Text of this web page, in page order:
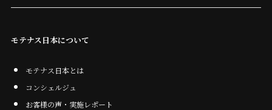
モテナス日本について
モテナス日本とは
コンシェルジュ
お客様の声・実施レポート